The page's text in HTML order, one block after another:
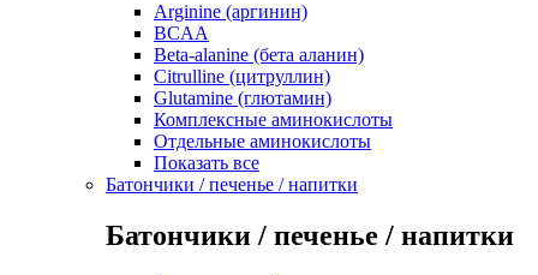
Arginine (аргинин)
BCAA
Beta-alanine (бета аланин)
Citrulline (цитруллин)
Glutamine (глютамин)
Комплексные аминокислоты
Отдельные аминокислоты
Показать все
Батончики / печенье / напитки
Батончики / печенье / напитки